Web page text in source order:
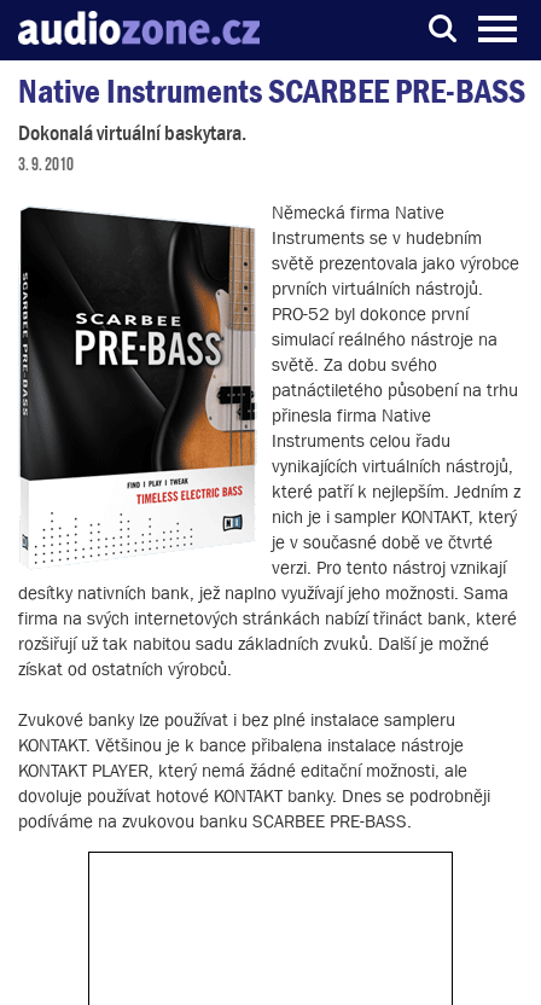
Server o digitálním zpracování zvuku
Native Instruments SCARBEE PRE-BASS
Dokonalá virtuální baskytara.
3. 9. 2010
Německá firma Native
Instruments se v hudebním
světě prezentovala jako výrobce
prvních virtuálních nástrojů.
PRO-52 byl dokonce první
simulací reálného nástroje na
světě. Za dobu svého
patnáctiletého působení na trhu
přinesla firma Native
Instruments celou řadu
vynikajících virtuálních nástrojů,
které patří k nejlepším. Jedním z
nich je i sampler KONTAKT, který
je v současné době ve čtvrté
verzi. Pro tento nástroj vznikají
desítky nativních bank, jež naplno využívají jeho možnosti. Sama
firma na svých internetových stránkách nabízí třináct bank, které
rozšiřují už tak nabitou sadu základních zvuků. Další je možné
získat od ostatních výrobců.
Zvukové banky lze používat i bez plné instalace sampleru
KONTAKT. Většinou je k bance přibalena instalace nástroje
KONTAKT PLAYER, který nemá žádné editační možnosti, ale
dovoluje používat hotové KONTAKT banky. Dnes se podrobněji
podíváme na zvukovou banku SCARBEE PRE-BASS.